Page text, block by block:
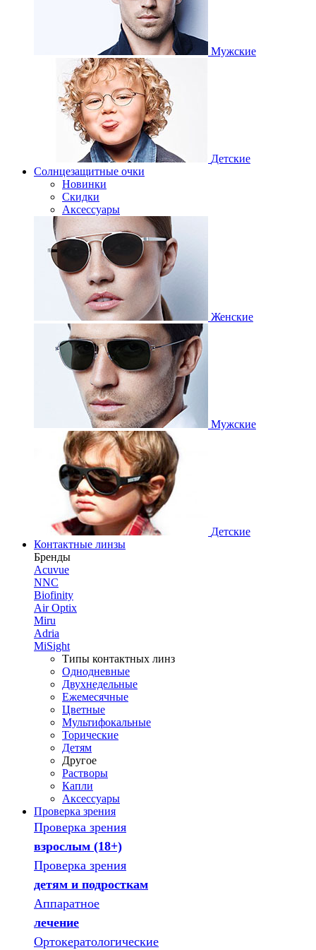
Мужские
Детские
Солнцезащитные очки
Новинки
Скидки
Аксессуары
Женские
Мужские
Детские
Контактные линзы
Бренды
Acuvue
NNC
Biofinity
Air Optix
Miru
Adria
MiSight
Типы контактных линз
Однодневные
Двухнедельные
Ежемесячные
Цветные
Мультифокальные
Торические
Детям
Другое
Растворы
Капли
Аксессуары
Проверка зрения
Проверка зрения
взрослым (18+)
Проверка зрения
детям и подросткам
Аппаратное
лечение
Ортокератологические